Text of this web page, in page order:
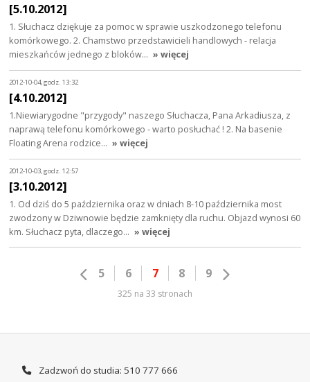
[5.10.2012]
1. Słuchacz dziękuje za pomoc w sprawie uszkodzonego telefonu
komórkowego. 2. Chamstwo przedstawicieli handlowych - relacja
mieszkańców jednego z bloków… » więcej
2012-10-04, godz. 13:32
[4.10.2012]
1.Niewiarygodne "przygody" naszego Słuchacza, Pana Arkadiusza, z
naprawą telefonu komórkowego - warto posłuchać ! 2. Na basenie
Floating Arena rodzice… » więcej
2012-10-03, godz. 12:57
[3.10.2012]
1. Od dziś do 5 października oraz w dniach 8-10 października most
zwodzony w Dziwnowie będzie zamknięty dla ruchu. Objazd wynosi 60
km. Słuchacz pyta, dlaczego… » więcej
5 6 7 8 9
325 na 33 stronach
Zadzwoń do studia: 510 777 666